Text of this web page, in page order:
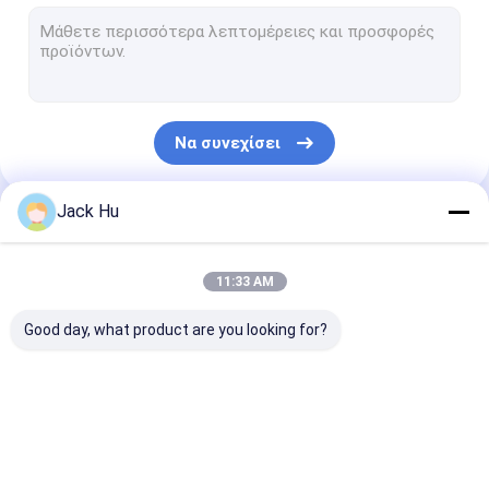
τρακτέρ ρυμούλκησης
Φορτηγό σέρβις τουαλέτας
Λεωφορείο επιβατών αερολιμένων
Να συνεχίσει
Οι Κατηγορίες Μας
Jack Hu
11:33 AM
Good day, what product are you looking for?